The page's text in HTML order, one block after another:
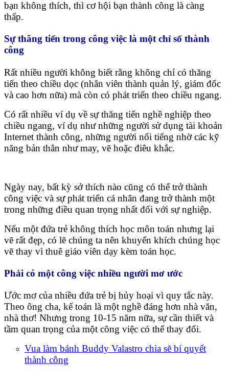
bạn không thích, thì cơ hội bạn thành công là càng
thấp.
Sự thăng tiến trong công việc là một chỉ số thành
công
Rất nhiều người không biết rằng không chỉ có thăng
tiến theo chiều dọc (nhân viên thành quản lý, giám đốc
và cao hơn nữa) mà còn có phát triển theo chiều ngang.
Có rất nhiều ví dụ về sự thăng tiến nghề nghiệp theo
chiều ngang, ví dụ như những người sử dụng tài khoản
Internet thành công, những người nổi tiếng nhờ các kỹ
năng bản thân như may, vẽ hoặc điêu khắc.
Ngày nay, bất kỳ sở thích nào cũng có thể trở thành
công việc và sự phát triển cá nhân đang trở thành một
trong những điều quan trọng nhất đối với sự nghiệp.
Nếu một đứa trẻ không thích học môn toán nhưng lại
vẽ rất đẹp, có lẽ chúng ta nên khuyến khích chúng học
vẽ thay vì thuê giáo viên dạy kèm toán học.
Phải có một công việc nhiều người mơ ước
Ước mơ của nhiều đứa trẻ bị hủy hoại vì quy tắc này.
Theo ông cha, kế toán là một nghề đáng hơn nhà văn,
nhà thơ! Nhưng trong 10-15 năm nữa, sự cần thiết và
tầm quan trọng của một công việc có thể thay đổi.
Vua làm bánh Buddy Valastro chia sẽ bí quyết
thành công